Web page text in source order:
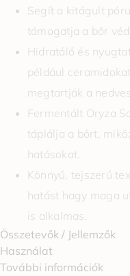
Segít a kitágult
támogatja a bőr
Hidratáló és
például
megtartják a
Fermentált Oryza
táplálja a bőrt,
hatásokat.
Könnyű, tejszerű
hatást hagy maga
is alkalmas.
Összetevők / Jellemzők
Használat
További információk